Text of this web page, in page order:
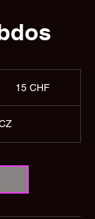
15 CHF